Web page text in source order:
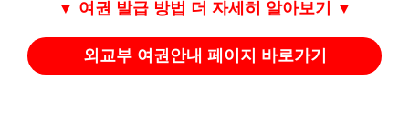
▼ 여권 발급 방법 더 자세히 알아보기 ▼
외교부 여권안내 페이지 바로가기